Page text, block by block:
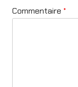
Commentaire *